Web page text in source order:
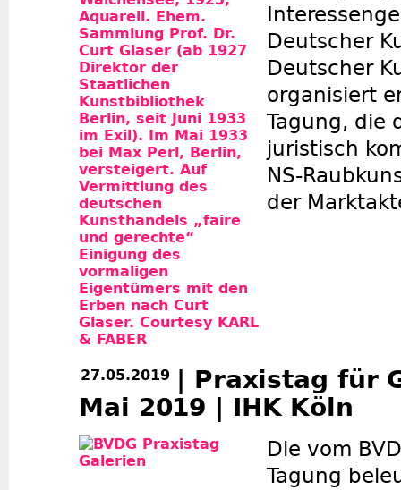
Deutscher
Deutscher
organisiert
Tagung, die
juristisch
NS-
der
27.05.2019 | Praxistag für
Mai 2019 | IHK Köln
Die vom
Tagung